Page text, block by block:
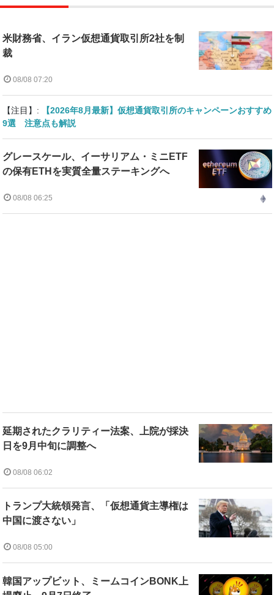
米財務省、イラン仮想通貨取引所2社を制
裁
08/08 07:20
【注目】:
【2026年8月最新】仮想通貨取引所のキャンペーンおすすめ
9選 注意点も解説
グレースケール、イーサリアム・ミニETF
の保有ETHを実質全量ステーキングへ
08/08 06:25
延期されたクラリティー法案、上院が採決
日を9月中旬に調整へ
08/08 06:02
トランプ大統領発言、「仮想通貨主導権は
中国に渡さない」
08/08 05:00
韓国アップビット、ミームコインBONK上